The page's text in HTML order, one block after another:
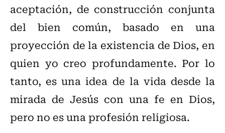
aceptación, de construcción conjunta
del bien común, basado en una
proyección de la existencia de Dios, en
quien yo creo profundamente. Por lo
tanto, es una idea de la vida desde la
mirada de Jesús con una fe en Dios,
pero no es una profesión religiosa.